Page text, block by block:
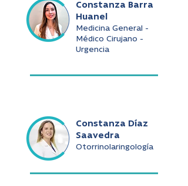
Constanza Barra
Huanel
Medicina General -
Médico Cirujano -
Urgencia
Constanza Díaz
Saavedra
Otorrinolaringología